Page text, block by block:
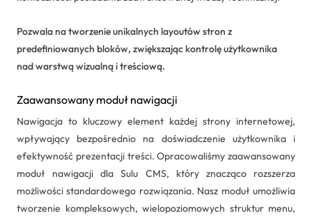
Pozwala na tworzenie unikalnych layoutów stron z
predefiniowanych bloków, zwiększając kontrolę użytkownika
nad warstwą wizualną i treściową.
Zaawansowany moduł nawigacji
Nawigacja to kluczowy element każdej strony internetowej,
wpływający bezpośrednio na doświadczenie użytkownika i
efektywność prezentacji treści. Opracowaliśmy zaawansowany
moduł nawigacji dla Sulu CMS, który znacząco rozszerza
możliwości standardowego rozwiązania. Nasz moduł umożliwia
tworzenie kompleksowych, wielopoziomowych struktur menu,